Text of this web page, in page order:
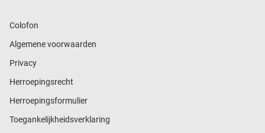
Colofon
Algemene voorwaarden
Privacy
Herroepingsrecht
Herroepingsformulier
Toegankelijkheidsverklaring